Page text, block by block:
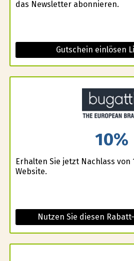
das Newsletter abonnieren.
Gutschein einlösen
10%
Erhalten Sie jetzt Nachlass von
Website.
Nutzen Sie diesen